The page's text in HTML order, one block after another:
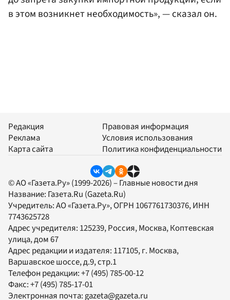
в этом возникнет необходимость», — сказал он.
Редакция
Реклама
Карта сайта
Правовая информация
Условия использования
Политика конфиденциальности
© АО «Газета.Ру» (1999-2026) – Главные новости дня
Название: Газета.Ru (Gazeta.Ru)
Учредитель:АО «Газета.Ру», ОГРН 1067761730376, ИНН
7743625728
Адрес учредителя: 125239, Россия, Москва, Коптевская
улица, дом 67
Адрес редакции и издателя: 117105, г. Москва,
Варшавское шоссе, д.9, стр.1
Телефон редакции:+7 (495) 785-00-12
Факс:+7 (495) 785-17-01
Электронная почта:gazeta@gazeta.ru